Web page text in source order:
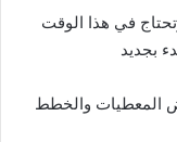
في هذا الوقت
بجديد
المعطيات والخطط